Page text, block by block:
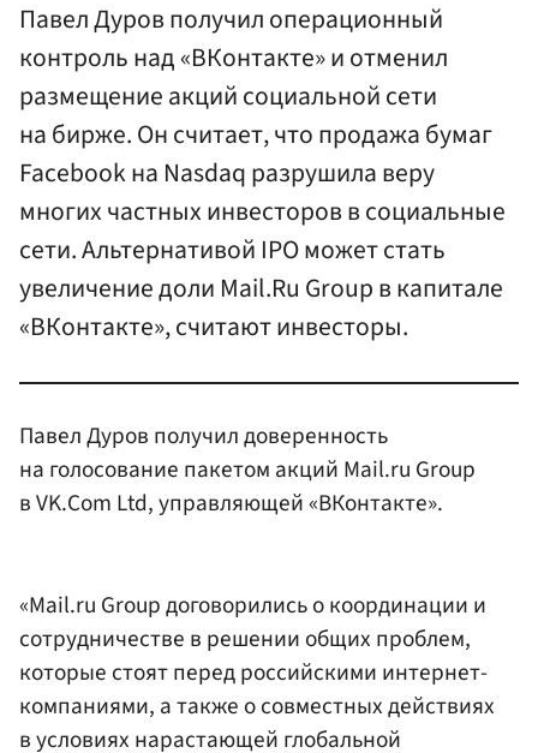
Павел Дуров получил операционный
контроль над «ВКонтакте» и отменил
размещение акций социальной сети
на бирже. Он считает, что продажа бумаг
Facebook на Nasdaq разрушила веру
многих частных инвесторов в социальные
сети. Альтернативой IPO может стать
увеличение доли Mail.Ru Group в капитале
«ВКонтакте», считают инвесторы.
Павел Дуров получил доверенность
на голосование пакетом акций Mail.ru Group
в VK.Com Ltd, управляющей «ВКонтакте».
«Mail.ru Group договорились о координации и
сотрудничестве в решении общих проблем,
которые стоят перед российскими интернет-
компаниями, а также о совместных действиях
в условиях нарастающей глобальной